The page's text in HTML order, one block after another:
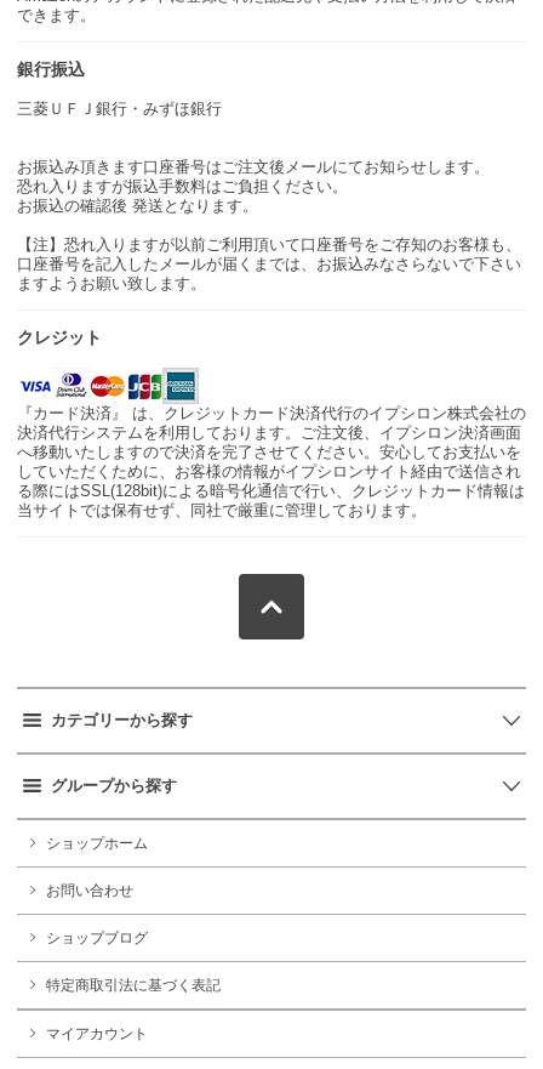
できます。
銀行振込
三菱ＵＦＪ銀行・みずほ銀行
お振込み頂きます口座番号はご注文後メールにてお知らせします。
恐れ入りますが振込手数料はご負担ください。
お振込の確認後 発送となります。
【注】恐れ入りますが以前ご利用頂いて口座番号をご存知のお客様も、
口座番号を記入したメールが届くまでは、お振込みなさらないで下さい
ますようお願い致します。
クレジット
『カード決済』 は、クレジットカード決済代行のイプシロン株式会社の
決済代行システムを利用しております。ご注文後、イプシロン決済画面
へ移動いたしますので決済を完了させてください。安心してお支払いを
していただくために、お客様の情報がイプシロンサイト経由で送信され
る際にはSSL(128bit)による暗号化通信で行い、クレジットカード情報は
当サイトでは保有せず、同社で厳重に管理しております。
カテゴリーから探す
グループから探す
ショップホーム
お問い合わせ
ショップブログ
特定商取引法に基づく表記
マイアカウント